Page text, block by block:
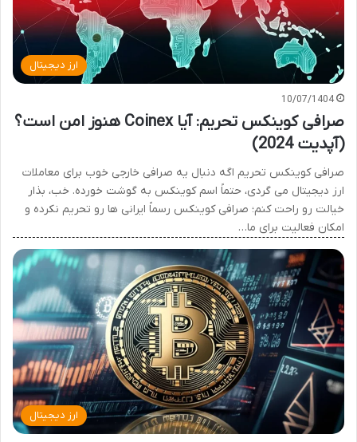
ارز دیجیتال
10/07/1404
صرافی کوینکس تحریم: آیا Coinex هنوز امن است؟
(آپدیت 2024)
صرافی کوینکس تحریم اگه دنبال یه صرافی خارجی خوب برای معاملات
ارز دیجیتال می گردی، حتماً اسم کوینکس به گوشت خورده. خب، بذار
خیالت رو راحت کنم؛ صرافی کوینکس رسماً ایرانی ها رو تحریم نکرده و
امکان فعالیت برای ما…
ارز دیجیتال